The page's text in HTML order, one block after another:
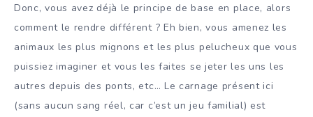
Donc, vous avez déjà le principe de base en place, alors
comment le rendre différent ? Eh bien, vous amenez les
animaux les plus mignons et les plus pelucheux que vous
puissiez imaginer et vous les faites se jeter les uns les
autres depuis des ponts, etc… Le carnage présent ici
(sans aucun sang réel, car c’est un jeu familial) est